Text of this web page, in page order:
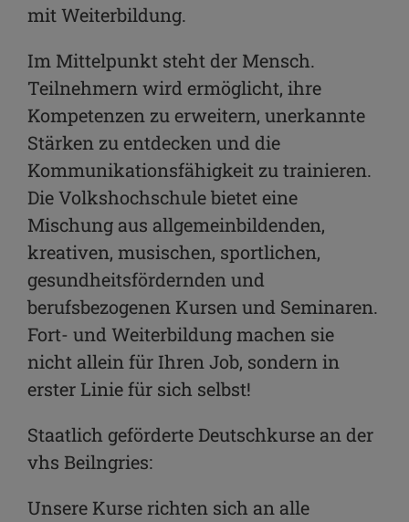
mit Weiterbildung.
Im Mittelpunkt steht der Mensch.
Teilnehmern wird ermöglicht, ihre
Kompetenzen zu erweitern, unerkannte
Stärken zu entdecken und die
Kommunikationsfähigkeit zu trainieren.
Die Volkshochschule bietet eine
Mischung aus allgemeinbildenden,
kreativen, musischen, sportlichen,
gesundheitsfördernden und
berufsbezogenen Kursen und Seminaren.
Fort- und Weiterbildung machen sie
nicht allein für Ihren Job, sondern in
erster Linie für sich selbst!
Staatlich geförderte Deutschkurse an der
vhs Beilngries:
Unsere Kurse richten sich an alle